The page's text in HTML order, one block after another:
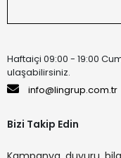
Haftaiçi 09:00 - 19:00
ulaşabilirsiniz.
info@lingrup.com.tr
Bizi Takip Edin